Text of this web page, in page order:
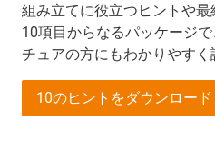
組み立てに役立つヒントや
10項目からなるパッケージ
チュアの方にもわかりやすく
10のヒントをダウンロード